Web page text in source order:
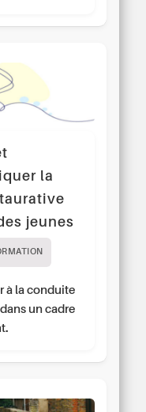
la
jeunes
à la conduite
un cadre